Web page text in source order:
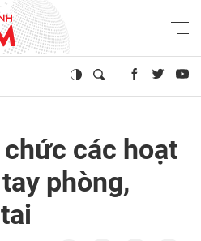
các hoạt
phòng,